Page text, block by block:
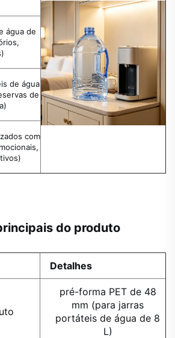
água de
de água
de
com
do produto
Detalhes
pré-forma PET de 48
mm (para jarras
portáteis de água de 8
L)